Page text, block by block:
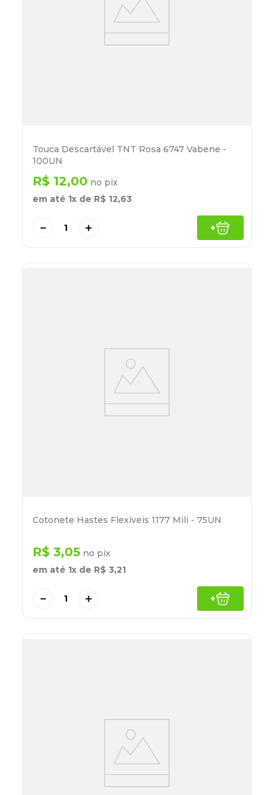
Touca Descartável TNT Rosa 6747 Vabene -
100UN
R$ 12,00 no pix
em até 1x de R$ 12,63
＋
－ +
Cotonete Hastes Flexíveis 1177 Mili - 75UN
R$ 3,05 no pix
em até 1x de R$ 3,21
＋
－ +